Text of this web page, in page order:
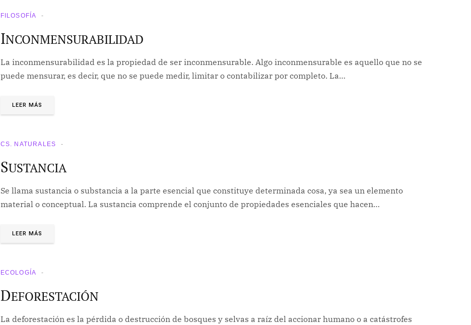
FILOSOFÍA
INCONMENSURABILIDAD
La inconmensurabilidad es la propiedad de ser inconmensurable. Algo inconmensurable es aquello que no se
puede mensurar, es decir, que no se puede medir, limitar o contabilizar por completo. La…
LEER MÁS
CS. NATURALES
SUSTANCIA
Se llama sustancia o substancia a la parte esencial que constituye determinada cosa, ya sea un elemento
material o conceptual. La sustancia comprende el conjunto de propiedades esenciales que hacen…
LEER MÁS
ECOLOGÍA
DEFORESTACIÓN
La deforestación es la pérdida o destrucción de bosques y selvas a raíz del accionar humano o a catástrofes